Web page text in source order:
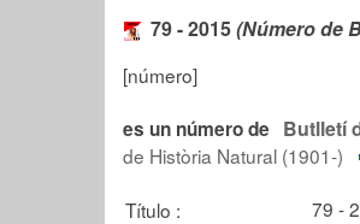
79 - 2015(Número de
[número]
es un número de Butlletí
de Història Natural (1901-)
Título :
79 -